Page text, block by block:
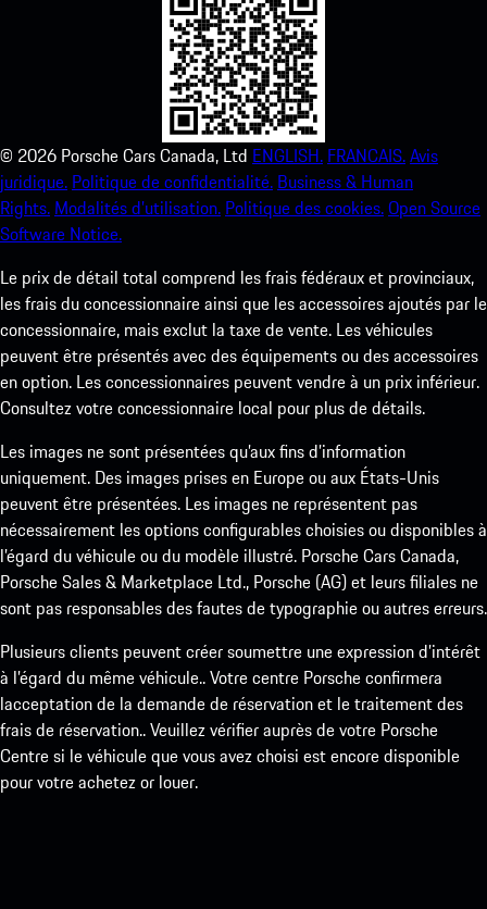
© 2026 Porsche Cars Canada, Ltd ENGLISH. FRANCAIS.Avis
juridique. Politique de confidentialité. Business & Human
Rights. Modalités d’utilisation. Politique des cookies.Open Source
Software Notice.
Le prix de détail total comprend les frais fédéraux et provinciaux,
les frais du concessionnaire ainsi que les accessoires ajoutés par le
concessionnaire, mais exclut la taxe de vente. Les véhicules
peuvent être présentés avec des équipements ou des accessoires
en option. Les concessionnaires peuvent vendre à un prix inférieur.
Consultez votre concessionnaire local pour plus de détails.
Les images ne sont présentées qu’aux fins d’information
uniquement. Des images prises en Europe ou aux États-Unis
peuvent être présentées. Les images ne représentent pas
nécessairement les options configurables choisies ou disponibles à
l’égard du véhicule ou du modèle illustré. Porsche Cars Canada,
Porsche Sales & Marketplace Ltd., Porsche (AG) et leurs filiales ne
sont pas responsables des fautes de typographie ou autres erreurs.
Plusieurs clients peuvent créer soumettre une expression d’intérêt
à l’égard du même véhicule.. Votre centre Porsche confirmera
lacceptation de la demande de réservation et le traitement des
frais de réservation.. Veuillez vérifier auprès de votre Porsche
Centre si le véhicule que vous avez choisi est encore disponible
pour votre achetez or louer.